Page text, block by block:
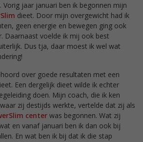
Vorig jaar januari ben ik begonnen mijn
dieet. Door mijn overgewicht had ik
geen energie en bewegen ging ook
Daarnaast voelde ik mij ook best
Dus tja, daar moest ik wel wat
over goede resultaten met een
Een dergelijk dieet wilde ik echter
doen. Mijn coach, die ik ken
zij destijds werkte, vertelde dat zij als
center was begonnen. Wat zij
en vanaf januari ben ik dan ook bij
En wat ben ik bij dat ik die stap